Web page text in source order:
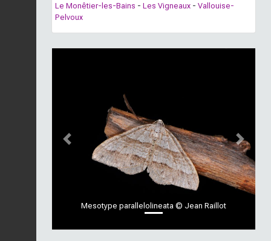
Le Monêtier-les-Bains - Les Vigneaux - Vallouise-
Pelvoux
Mesotype parallelolineata © Jean Raillot
Previous Next